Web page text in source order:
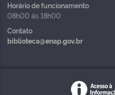
Horário de funcionamento
08h00 às 18h00
Contato
biblioteca@enap.gov.br